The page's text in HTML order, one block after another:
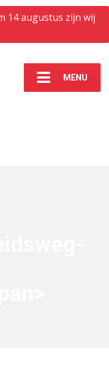
14 augustus zijn wij
MENU